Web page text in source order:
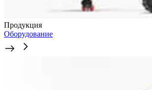
Продукция
Оборудование